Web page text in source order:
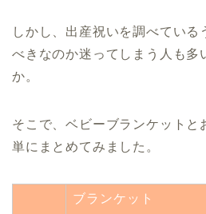
しかし、出産祝いを調べている
べきなのか迷ってしまう人も多
か。
そこで、ベビーブランケットと
単にまとめてみました。
ブランケット